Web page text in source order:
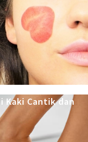
Kaki Cantik dan